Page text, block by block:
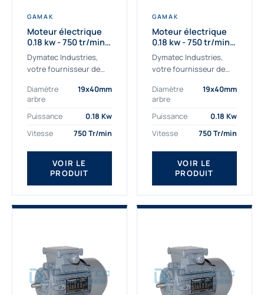
GAMAK
Moteur électrique
0.18 kw - 750 tr/min -
230/400V - IE2
Dymatec Industries,
votre fournisseur de
kw. Dymatec Industries
vous propose le moteur
électrique 0.18 kw, un
qualité Gamak...
Diamètre
arbre
19x40mm
Puissance
0.18 Kw
Vitesse
750 Tr/min
VOIR LE
PRODUIT
GAMAK
Moteur électrique
0.18 kw - 750 tr/min -
230/400V - IE3
Dymatec Industries,
votre fournisseur de
kw. Dymatec Industries
vous propose le moteur
électrique 0.18 kw, un
moteur de qualité...
Diamètre
arbre
19x40mm
Puissance
0.18 Kw
Vitesse
750 Tr/min
VOIR LE
PRODUIT